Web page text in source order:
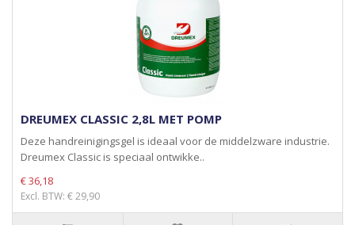
DREUMEX CLASSIC 2,8L MET POMP
Deze handreinigingsgel is ideaal voor de middelzware industrie.
Dreumex Classic is speciaal ontwikke..
€ 36,18
Excl. BTW: € 29,90